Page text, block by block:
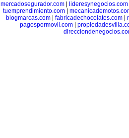
mercadosegurador.com
lideresynegocios.com
tuemprendimiento.com
blogmarcas.com
fabricadechocolates.com
pagospormovil.com